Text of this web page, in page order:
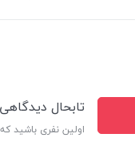
تابحال
اولین نفری باشید